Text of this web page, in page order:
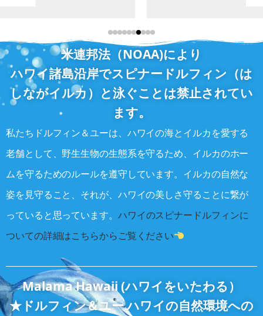
米連邦法（NOAA)により
ハワイ諸島沿岸でスピナードルフィン（は
しながイルカ）と泳ぐことは禁止されてい
ます。
私たちドルフィン＆ユーは、ハワイの海とイルカを愛する
老舗として、野生生物の生態系を守るため、イルカのホー
ムを守るためのルールを遵守しています。イルカの自然な
姿を見守ること、それが、ハワイの美しさ守ることに繋が
っていると思っています。 ハワイのスピナードルフィンに
ついての詳細はこちらからご覧ください
Malama Hawaii (ハワイをいたわる）
★ドルフィン＆ユー ハワイの自然環境への